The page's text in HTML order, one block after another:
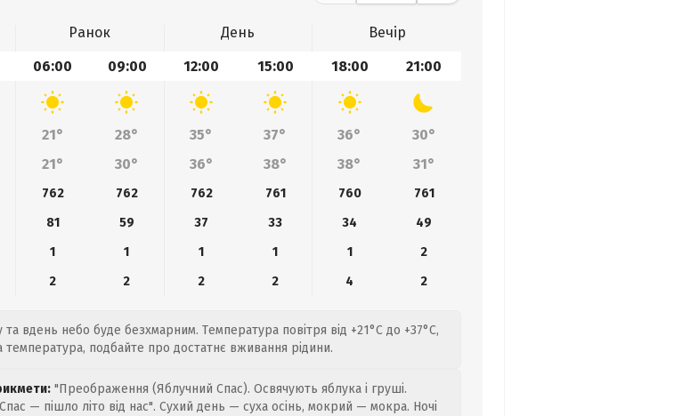
Ранок День
Вечір
06:00 09:00 12:00 15:00 18:00 21:00
21° 28° 35° 37° 36°
30°
21° 30° 36° 38° 38° 31°
762 762 762 761 760
761
81 59 37 33 34
49
1 1 1 1 1
2
2 2 2 2 4 2
та вдень небо буде безхмарним. Температура повітря від +21°C до +37°C,
температура, подбайте про достатнє вживання рідини.
"Преображення (Яблучний Спас). Освячують яблука і груші.
— пішло літо від нас". Сухий день — суха осінь, мокрий — мокра. Ночі